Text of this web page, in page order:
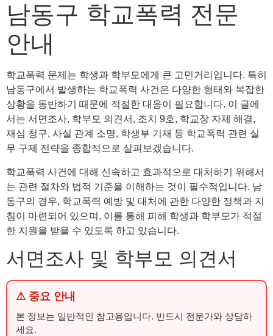
남동구 학교폭력 전문
안내
학교폭력 문제는 학생과 학부모에게 큰 고민거리입니다. 특히
남동구에서 발생하는 학교폭력 사건은 다양한 형태와 복잡한
상황을 동반하기 때문에 적절한 대응이 필요합니다. 이 글에
서는 서면조사, 학부모 의견서, 조치 9호, 학교장 자체 해결,
재심 청구, 사실 관계 소명, 학생부 기재 등 학교폭력 관련 실
무 구제 전략을 종합적으로 살펴보겠습니다.
학교폭력 사건에 대해 신속하고 효과적으로 대처하기 위해서
는 관련 절차와 법적 기준을 이해하는 것이 필수적입니다. 남
동구의 경우, 학교폭력 예방 및 대처에 관한 다양한 정책과 지
침이 마련되어 있으며, 이를 통해 피해 학생과 학부모가 적절
한 지원을 받을 수 있도록 하고 있습니다.
서면조사 및 학부모 의견서
⚠ 중요 안내
본 정보는 일반적인 참고용입니다. 반드시 전문가와 상담하
세요.